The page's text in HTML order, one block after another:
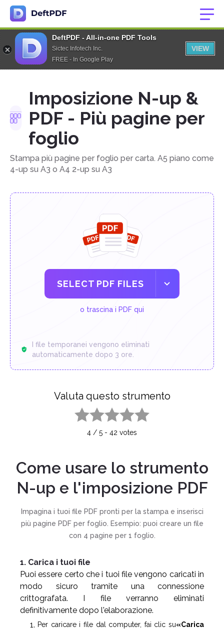
DeftPDF - All-in-one PDF Tools
Sictec Infotech Inc.
FREE - In Google Play
VIEW
Imposizione N-up &
PDF - Più pagine per
foglio
Stampa più pagine per foglio per carta. A5 piano come
4-up su A3 o A4 2-up su A3
SELECT PDF FILES
o trascina i PDF qui
I file temporanei vengono eliminati
automaticamente dopo 3 ore.
Valuta questo strumento
4 / 5 - 42 votes
Come usare lo strumento
N-up e l'imposizione PDF
Impagina i tuoi file PDF pronti per la stampa e inserisci
più pagine PDF per foglio. Esempio: puoi creare un file
con 4 pagine per 1 foglio.
1. Carica i tuoi file
Puoi essere certo che i tuoi file vengono caricati in
modo sicuro tramite una connessione
crittografata. I file verranno eliminati
definitivamente dopo l'elaborazione.
Per caricare i file dal computer, fai clic su«Carica